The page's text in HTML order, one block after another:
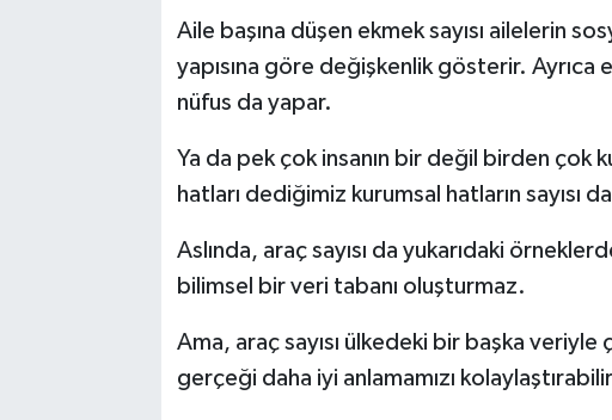
Aile başına düşen ekmek sayısı ailelerin
yapısına göre değişkenlik gösterir.
nüfus da yapar.
Ya da pek çok insanın bir değil birden çok
hatları dediğimiz kurumsal hatların sayısı
Aslında, araç sayısı da yukarıdaki
bilimsel bir veri tabanı oluşturmaz.
Ama, araç sayısı ülkedeki bir başka
gerçeği daha iyi anlamamızı